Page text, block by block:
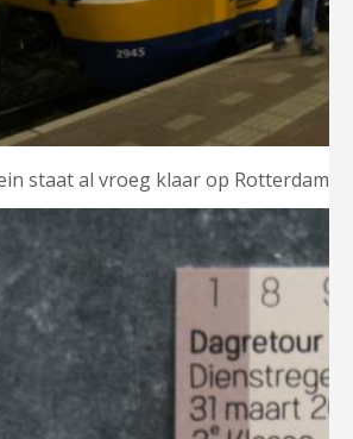
staat al vroeg klaar op Rotterdam